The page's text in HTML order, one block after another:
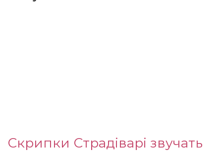
Скрипки Страдіварі звучать